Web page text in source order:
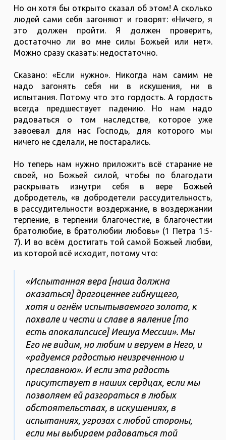
Но он хотя бы открыто сказал об этом! А сколько
людей сами себя загоняют и говорят: «Ничего, я
это должен пройти. Я должен проверить,
достаточно ли во мне силы Божьей или нет».
Можно сразу сказать: недостаточно.
Сказано: «Если нужно». Никогда нам самим не
надо загонять себя ни в искушения, ни в
испытания. Потому что это гордость. А гордость
всегда предшествует падению. Но нам надо
радоваться о том наследстве, которое уже
завоевал для нас Господь, для которого мы
ничего не сделали, не постарались.
Но теперь нам нужно приложить всё старание не
своей, но Божьей силой, чтобы по благодати
раскрывать изнутри себя в вере Божьей
добродетель, «в добродетели рассудительность,
в рассудительности воздержание, в воздержании
терпение, в терпении благочестие, в благочестии
братолюбие, в братолюбии любовь» (1 Петра 1:5-
7). И во всём достигать той самой Божьей любви,
из которой всё исходит, потому что:
«Испытанная вера [наша должна
оказаться] драгоценнее гибнущего,
хотя и огнём испытываемого золота, к
похвале и чести и славе в явление [то
есть апокалипсисе] Иешуа Мессии». Мы
Его не видим, но любим и веруем в Него, и
«радуемся радостью неизреченною и
преславною». И если эта радость
присутствует в наших сердцах, если мы
позволяем ей разгораться в любых
обстоятельствах, в искушениях, в
испытаниях, угрозах с любой стороны,
если мы выбираем радоваться той